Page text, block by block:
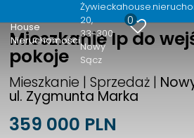
House
Nieruchomości
Żywiecka
20
33-300
Nowy
Sącz
0
Mieszkanie Ip do
pokoje
Mieszkanie | Sprzedaż |
ul. Zygmunta Marka
359 000 PLN